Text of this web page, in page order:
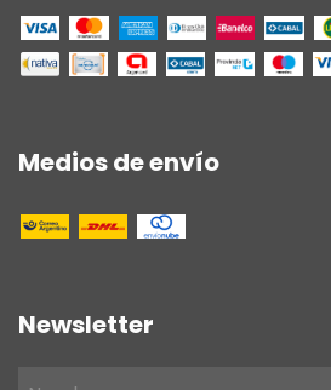
Medios de envío
Newsletter